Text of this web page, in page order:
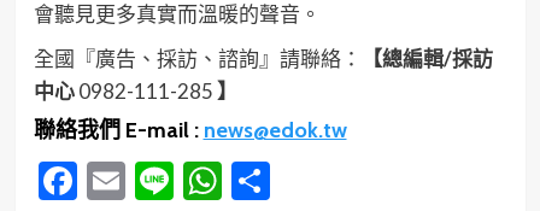
會聽見更多真實而溫暖的聲音。
全國『廣告、採訪、諮詢』請聯絡：
【總編輯/採訪
中心0982-111-285 】
聯絡我們 E-mail : news@edok.tw
Facebook
Email
LineWhatsApp
分